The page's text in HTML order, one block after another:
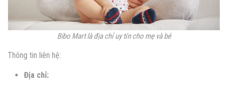
Bibo Mart là địa chỉ uy tín cho mẹ và bé
Thông tin liên hệ:
Địa chỉ: